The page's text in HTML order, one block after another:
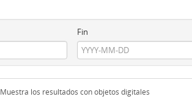
Fin
Muestra los resultados con objetos digitales